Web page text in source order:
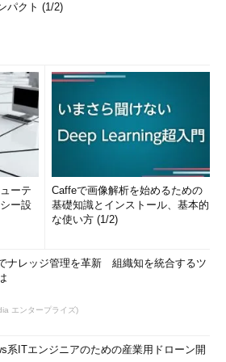
パクト (1/2)
ーテ
ー設
Caffeで画像解析を始めるための
基礎知識とインストール、基本的
な使い方 (1/2)
ナレッジ管理を革新 組織知を統合するツ
エンタープライズ)
系ITエンジニアのための産業用ドローン開